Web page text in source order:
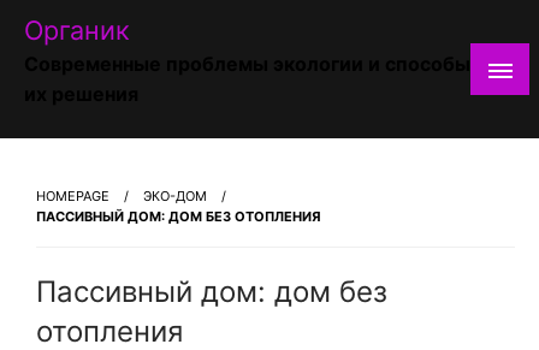
SkipОрганик
HOMEPAGE
ЭКО-ДОМ
ПАССИВНЫЙ ДОМ: ДОМ БЕЗ ОТОПЛЕНИЯ
Пассивный дом: дом без
отопления